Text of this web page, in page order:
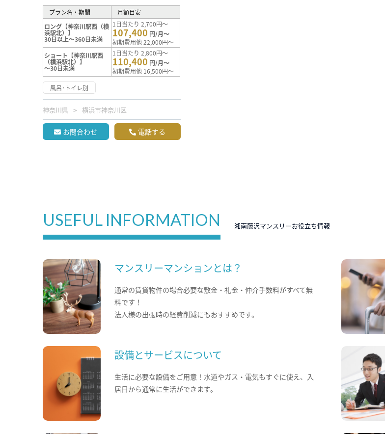
プラン名・期間
月額目安
ロング【神奈川駅西（横
浜駅北）】
30日以上～360日未満
1日当たり 2,700円～
107,400 円/月～
初期費用他 22,000円～
ショート【神奈川駅西
（横浜駅北）】
～30日未満
1日当たり 2,800円～
110,400 円/月～
初期費用他 16,500円～
風呂･トイレ別
神奈川県 横浜市神奈川区
お問合わせ 電話する
USEFUL INFORMATION 湘南藤沢マンスリーお役立ち情報
マンスリーマンションとは？
通常の賃貸物件の場合必要な敷金・礼金・仲介手数料がすべて無
料です！
法人様の出張時の経費削減にもおすすめです。
設備とサービスについて
生活に必要な設備をご用意！水道やガス・電気もすぐに使え、入
居日から通常に生活ができます。